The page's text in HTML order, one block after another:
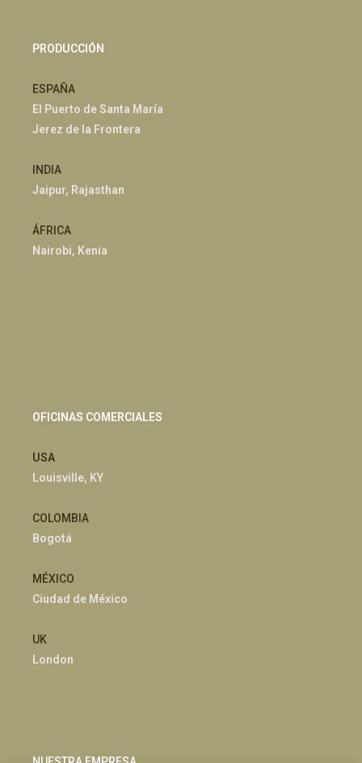
PRODUCCIÓN
ESPAÑA
El Puerto de Santa María
Jerez de la Frontera
INDIA
Jaipur, Rajasthan
ÁFRICA
Nairobi, Kenia
OFICINAS COMERCIALES
USA
Louisville, KY
COLOMBIA
Bogotá
MÉXICO
Ciudad de México
UK
London